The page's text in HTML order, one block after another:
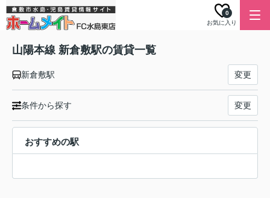
お気に入り
0
山陽本線 新倉敷駅の賃貸一覧
新倉敷駅 変更
条件から探す 変更
おすすめの駅